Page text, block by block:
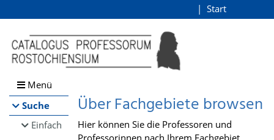
Browsen
direkt zum Inhalt
Start
Menü
Suche
Einfach
Über Fachgebiete browsen
Hier können Sie die Professoren und
Professorinnen nach Ihrem Fachgebiet